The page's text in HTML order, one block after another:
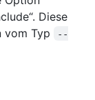
Diese
vom Typ
--